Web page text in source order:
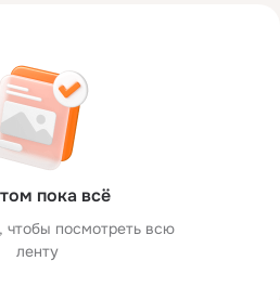
пока всё
, чтобы посмотреть всю
ленту